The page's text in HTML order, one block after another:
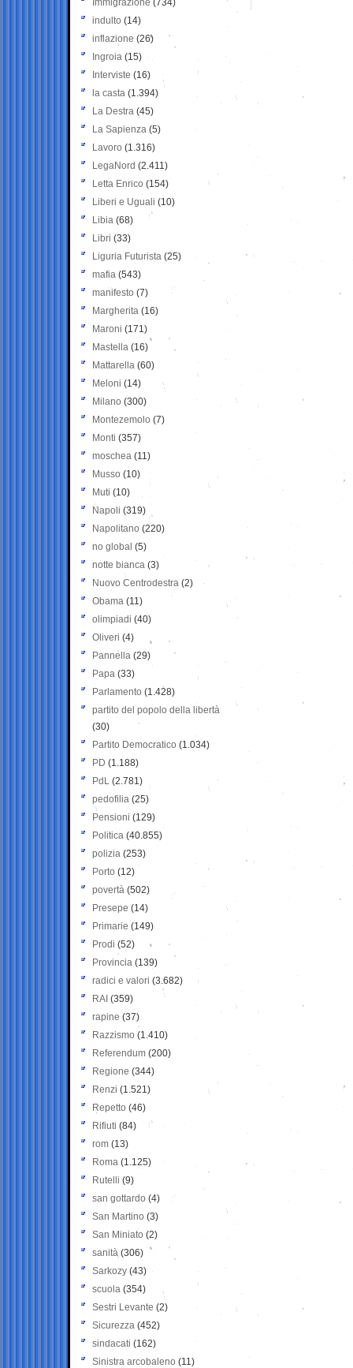
Immigrazione (734)
indulto (14)
inflazione (26)
Ingroia (15)
Interviste (16)
la casta (1.394)
La Destra (45)
La Sapienza (5)
Lavoro (1.316)
LegaNord (2.411)
Letta Enrico (154)
Liberi e Uguali (10)
Libia (68)
Libri (33)
Liguria Futurista (25)
mafia (543)
manifesto (7)
Margherita (16)
Maroni (171)
Mastella (16)
Mattarella (60)
Meloni (14)
Milano (300)
Montezemolo (7)
Monti (357)
moschea (11)
Musso (10)
Muti (10)
Napoli (319)
Napolitano (220)
no global (5)
notte bianca (3)
Nuovo Centrodestra (2)
Obama (11)
olimpiadi (40)
Oliveri (4)
Pannella (29)
Papa (33)
Parlamento (1.428)
partito del popolo della libertà
(30)
Partito Democratico (1.034)
PD (1.188)
PdL (2.781)
pedofilia (25)
Pensioni (129)
Politica (40.855)
polizia (253)
Porto (12)
povertà (502)
Presepe (14)
Primarie (149)
Prodi (52)
Provincia (139)
radici e valori (3.682)
RAI (359)
rapine (37)
Razzismo (1.410)
Referendum (200)
Regione (344)
Renzi (1.521)
Repetto (46)
Rifiuti (84)
rom (13)
Roma (1.125)
Rutelli (9)
san gottardo (4)
San Martino (3)
San Miniato (2)
sanità (306)
Sarkozy (43)
scuola (354)
Sestri Levante (2)
Sicurezza (452)
sindacati (162)
Sinistra arcobaleno (11)